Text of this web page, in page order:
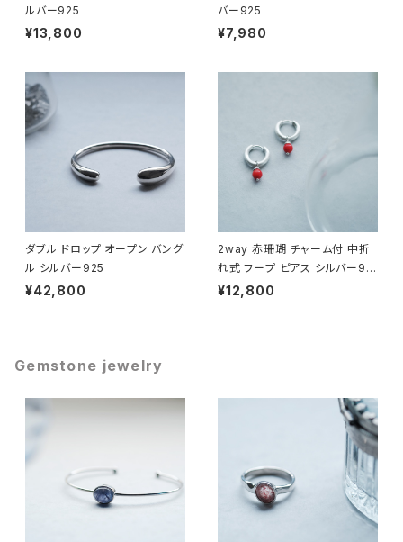
ルバー925
¥13,800
バー925
¥7,980
ダブル ドロップ オープン バング
ル シルバー925
¥42,800
2way 赤珊瑚 チャーム付 中折
れ式 フープ ピアス シルバー92
5
¥12,800
Gemstone jewelry